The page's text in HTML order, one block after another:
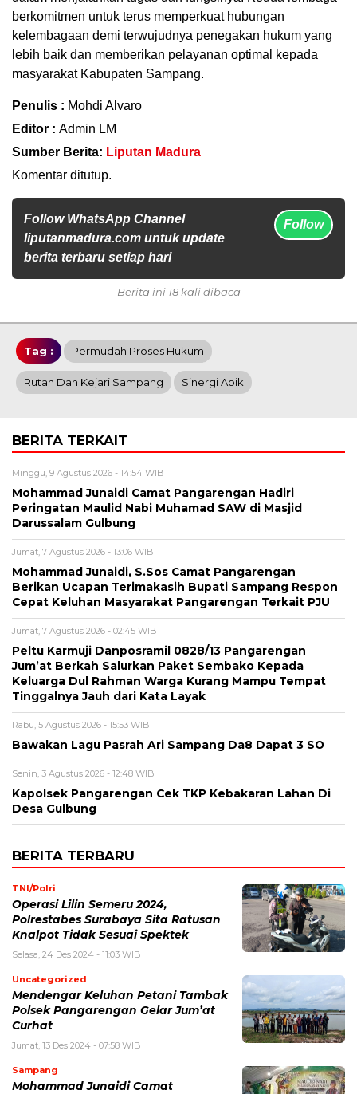
berkomitmen untuk terus memperkuat hubungan
kelembagaan demi terwujudnya penegakan hukum yang
lebih baik dan memberikan pelayanan optimal kepada
masyarakat Kabupaten Sampang.
Penulis : Mohdi Alvaro
Editor : Admin LM
Sumber Berita: Liputan Madura
Komentar ditutup.
Follow WhatsApp Channel
liputanmadura.com untuk update
berita terbaru setiap hari
Follow
Berita ini 18 kali dibaca
Tag : Permudah Proses Hukum
Rutan Dan Kejari Sampang Sinergi Apik
BERITA TERKAIT
Minggu, 9 Agustus 2026 - 14:54 WIB
Mohammad Junaidi Camat Pangarengan Hadiri
Peringatan Maulid Nabi Muhamad SAW di Masjid
Darussalam Gulbung
Jumat, 7 Agustus 2026 - 13:06 WIB
Mohammad Junaidi, S.Sos Camat Pangarengan
Berikan Ucapan Terimakasih Bupati Sampang Respon
Cepat Keluhan Masyarakat Pangarengan Terkait PJU
Jumat, 7 Agustus 2026 - 02:45 WIB
Peltu Karmuji Danposramil 0828/13 Pangarengan
Jum’at Berkah Salurkan Paket Sembako Kepada
Keluarga Dul Rahman Warga Kurang Mampu Tempat
Tinggalnya Jauh dari Kata Layak
Rabu, 5 Agustus 2026 - 15:53 WIB
Bawakan Lagu Pasrah Ari Sampang Da8 Dapat 3 SO
Senin, 3 Agustus 2026 - 12:48 WIB
Kapolsek Pangarengan Cek TKP Kebakaran Lahan Di
Desa Gulbung
BERITA TERBARU
TNI/Polri
Operasi Lilin Semeru 2024,
Polrestabes Surabaya Sita Ratusan
Knalpot Tidak Sesuai Spektek
Selasa, 24 Des 2024 - 11:03 WIB
Uncategorized
Mendengar Keluhan Petani Tambak
Polsek Pangarengan Gelar Jum’at
Curhat
Jumat, 13 Des 2024 - 07:58 WIB
Sampang
Mohammad Junaidi Camat